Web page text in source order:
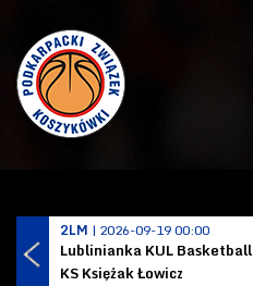
2LM | 2026-09-19 00:00
Lublinianka KUL Basketball
KS Księżak Łowicz